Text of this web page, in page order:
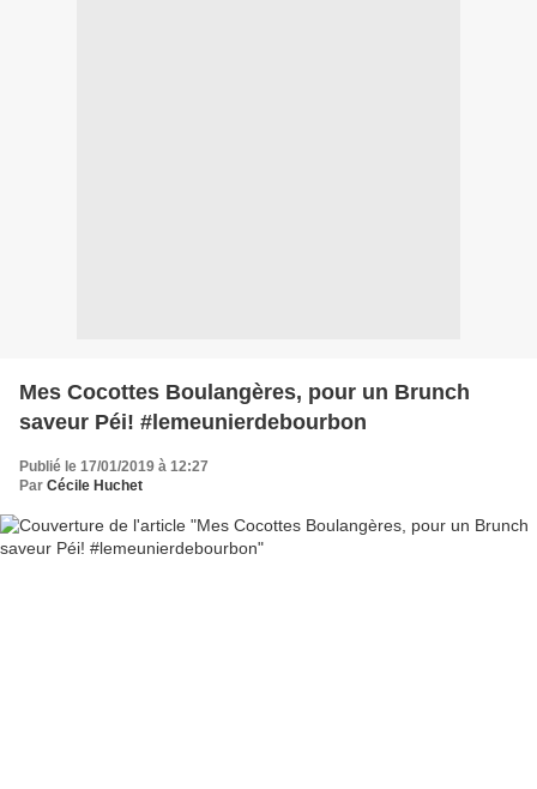
Mes Cocottes Boulangères, pour un Brunch
saveur Péi! #lemeunierdebourbon
Publié le 17/01/2019 à 12:27
Par Cécile Huchet